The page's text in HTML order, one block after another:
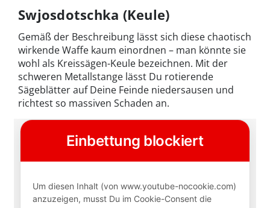
Swjosdotschka (Keule)
Gemäß der Beschreibung lässt sich diese chaotisch
wirkende Waffe kaum einordnen – man könnte sie
wohl als Kreissägen-Keule bezeichnen. Mit der
schweren Metallstange lässt Du rotierende
Sägeblätter auf Deine Feinde niedersausen und
richtest so massiven Schaden an.